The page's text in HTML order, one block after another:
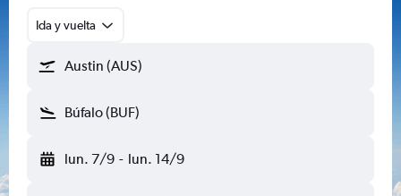
Ida y vuelta
Austin (AUS)
Búfalo (BUF)
lun. 7/9 - lun. 14/9